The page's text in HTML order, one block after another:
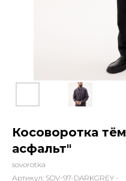
Косоворотка
асфальт"
sovorotka
Артикул: SOV-97-DARKGREY -